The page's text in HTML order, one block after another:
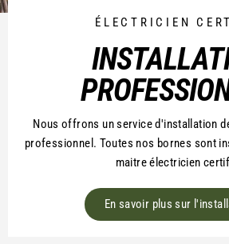
ÉLECTRICIEN
Nous offrons un service d'installation
professionnel. Toutes nos bornes sont
maitre électricien
En savoir plus sur